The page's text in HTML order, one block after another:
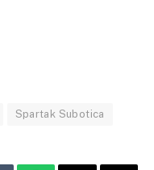
Spartak Subotica